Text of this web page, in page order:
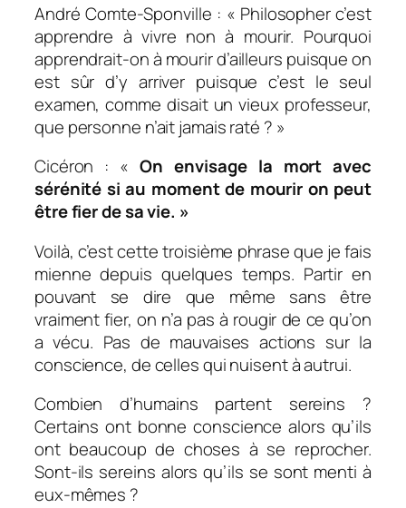
André Comte-Sponville : « Philosopher c’est
apprendre à vivre non à mourir. Pourquoi
apprendrait-on à mourir d’ailleurs puisque on
est sûr d’y arriver puisque c’est le seul
examen, comme disait un vieux professeur,
que personne n’ait jamais raté ? »
Cicéron : «On envisage la mort avec
sérénité si au moment de mourir on peut
être fier de sa vie. »
Voilà, c’est cette troisième phrase que je fais
mienne depuis quelques temps. Partir en
pouvant se dire que même sans être
vraiment fier, on n’a pas à rougir de ce qu’on
a vécu. Pas de mauvaises actions sur la
conscience, de celles qui nuisent à autrui.
Combien d’humains partent sereins ?
Certains ont bonne conscience alors qu’ils
ont beaucoup de choses à se reprocher.
Sont-ils sereins alors qu’ils se sont menti à
eux-mêmes ?